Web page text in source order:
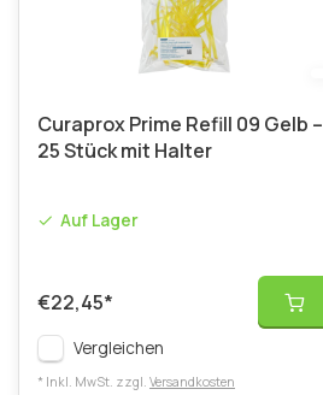
Curaprox Prime Refill 09 Gelb –
25 Stück mit Halter
Auf Lager
€22,45*
Vergleichen
* Inkl. MwSt. zzgl. Versandkosten